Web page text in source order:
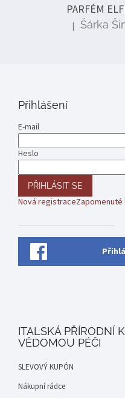
PARFÉM
Hodnocení
| Šárka
Přihlášení
E-mail
Heslo
PŘIHLÁSIT SE
Nová registraceZapomenuté
ITALSKÁ PŘÍRODNÍ
VĚDOMOU PÉČI
SLEVOVÝ KUPÓN
Nákupní rádce